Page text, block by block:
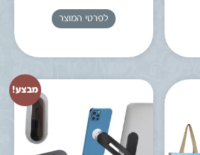
לפרטי המוצר
מבצע!